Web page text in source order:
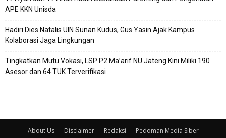
APE KKN Unisda
Hadiri Dies Natalis UIN Sunan Kudus, Gus Yasin Ajak Kampus
Kolaborasi Jaga Lingkungan
Tingkatkan Mutu Vokasi, LSP P2 Ma’arif NU Jateng Kini Miliki 190
Asesor dan 64 TUK Terverifikasi
About Us Disclaimer Redaksi Pedoman Media Siber